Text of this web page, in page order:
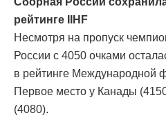
рейтинге IIHF
Несмотря на пропуск
России с 4050 очками
в рейтинге Международной
Первое место у Канады
(4080).